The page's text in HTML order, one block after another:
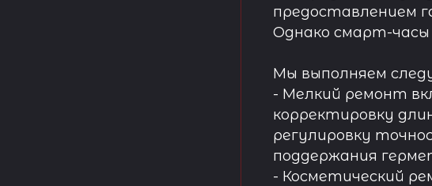
предоставлением
Однако смарт-
Мы выполняем
- Мелкий ремонт
корректировку
регулировку
поддержания
- Косметический